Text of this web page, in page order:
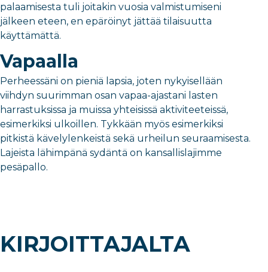
palaamisesta tuli joitakin vuosia valmistumiseni
jälkeen eteen, en epäröinyt jättää tilaisuutta
käyttämättä.
Vapaalla
Perheessäni on pieniä lapsia, joten nykyisellään
viihdyn suurimman osan vapaa-ajastani lasten
harrastuksissa ja muissa yhteisissä aktiviteeteissä,
esimerkiksi ulkoillen. Tykkään myös esimerkiksi
pitkistä kävelylenkeistä sekä urheilun seuraamisesta.
Lajeista lähimpänä sydäntä on kansallislajimme
pesäpallo.
KIRJOITTAJALTA